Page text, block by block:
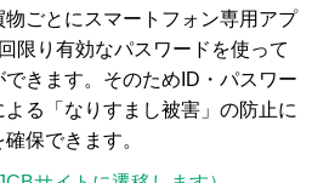
物ごとにスマートフォン専用アプ
限り有効なパスワードを使って
きます。そのためID・パスワー
よる「なりすまし被害」の防止に
保できます。